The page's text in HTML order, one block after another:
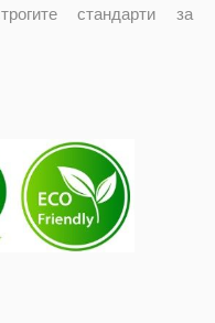
стандарти за